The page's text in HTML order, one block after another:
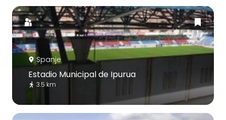
Spanje
Estadio Municipal de Ipurua
3.5 km